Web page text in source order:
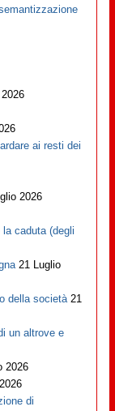
ai resti dei
2026
la caduta (degli
21 Luglio
della società 21
un altrove e
2026
di